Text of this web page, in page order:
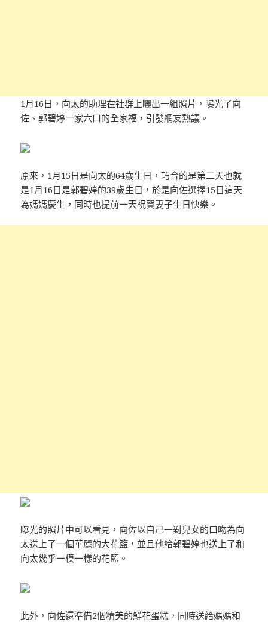
1月16日，向太的助理在社群上曬出一組照片，曝光了向
佐、郭碧婷一家六口的全家福，引發網友熱議。
原來，1月15日是向太的64歲生日，巧合的是第二天也就
是1月16日是郭碧婷的39歲生日，於是向佐選擇15日這天
為媽媽慶生，同時也提前一天祝賀妻子生日快樂。
曝光的照片中可以看見，向佐以自己一對兒女的口吻為向
太送上了一個華麗的大花籃，並且他給郭碧婷也送上了和
向太幾乎一模一樣的花籃。
此外，向佐還準備2個精美的鮮花蛋糕，同時送給媽媽和